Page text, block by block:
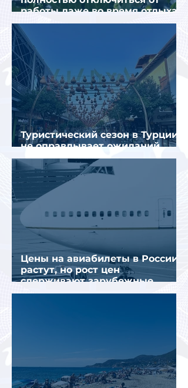
работы даже во время отдыха
в Турции
Туристический сезон в Турции
не оправдывает ожиданий
отрасли
Цены на авиабилеты в России
растут, но рост цен
сдерживают зарубежные
конкуренты